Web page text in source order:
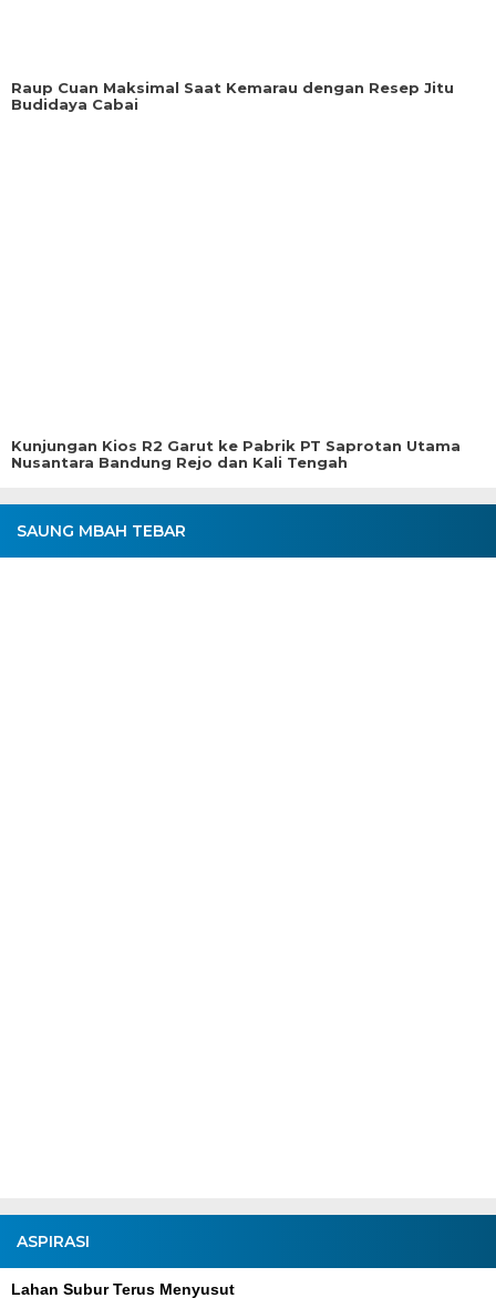
Raup Cuan Maksimal Saat Kemarau dengan Resep Jitu
Budidaya Cabai
Kunjungan Kios R2 Garut ke Pabrik PT Saprotan Utama
Nusantara Bandung Rejo dan Kali Tengah
SAUNG MBAH TEBAR
ASPIRASI
Lahan Subur Terus Menyusut